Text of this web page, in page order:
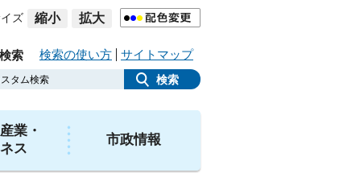
ズ 縮小 拡大
索 検索の使い方 サイトマップ
業・
ス
市政情報